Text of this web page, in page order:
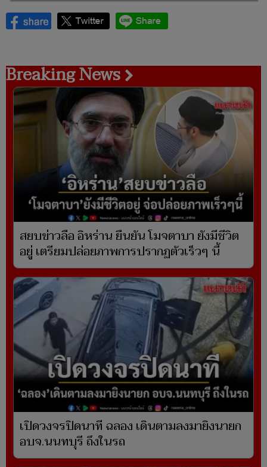
Breaking News
สยบข่าวลือ อิหร่าน ยืนยัน โมจตาบา ยังมีชีวิต
อยู่ เตรียมปล่อยภาพการปรากฏตัวเร็วๆ นี้
เปิดวงจรปิดนาที ฉลอง เดินตามลงมายิงนายก
อบจ.นนทบุรี ถึงในรถ